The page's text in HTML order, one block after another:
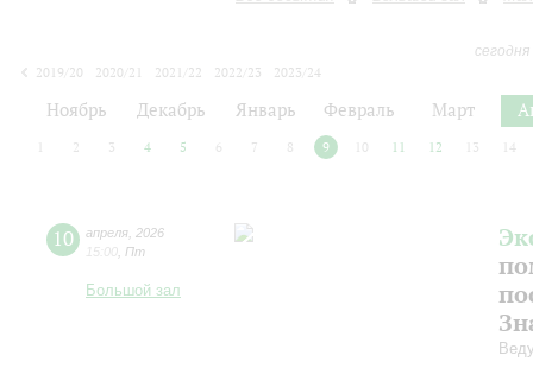
2019/20
2020/21 2021/22 2022/23
2023/24
Ноябрь Декабрь Январь Февраль Март
2 3 4 5 6 7 8 9 10 11 12 13 14
10 апреля 2026
15:00 Пт
Большой зал